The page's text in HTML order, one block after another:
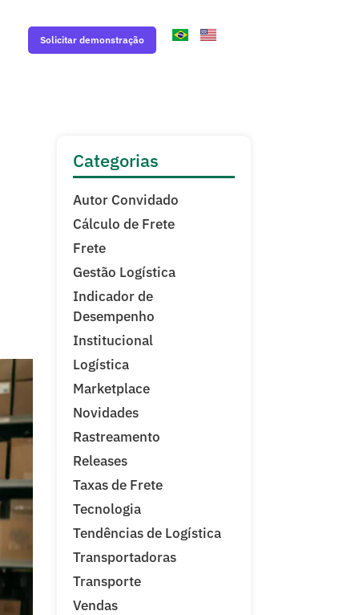
Solicitar demonstração
Categorias
Autor Convidado
Cálculo de Frete
Frete
Gestão Logística
Indicador de
Desempenho
Institucional
Logística
Marketplace
Novidades
Rastreamento
Releases
Taxas de Frete
Tecnologia
Tendências de Logística
Transportadoras
Transporte
Vendas